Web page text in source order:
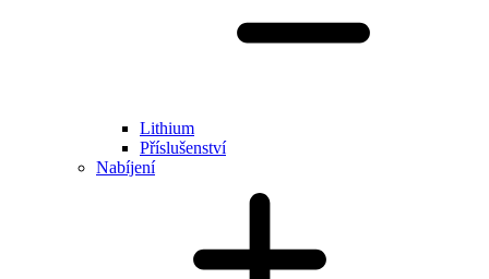
Lithium
Příslušenství
Nabíjení